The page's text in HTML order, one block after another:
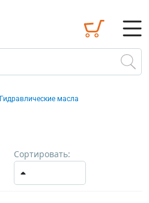
Гидравлические масла
Сортировать: